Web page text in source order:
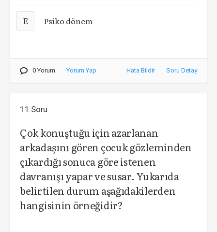
E Psiko dönem
0 Yorum Yorum Yap Hata Bildir Soru Detay
11.Soru
Çok konuştuğu için azarlanan
arkadaşını gören çocuk gözleminden
çıkardığı sonuca göre istenen
davranışı yapar ve susar. Yukarıda
belirtilen durum aşağıdakilerden
hangisinin örneğidir?